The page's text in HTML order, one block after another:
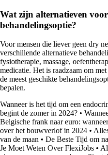
Wat zijn alternatieven
behandelingsoptie?
Voor mensen die liever geen dry
verschillende alternatieve
fysiotherapie, massage,
medicatie. Het is raadzaam om
de meest geschikte
bepalen.
Wanneer is het tijd om een
begint de zomer in 2024? •
Belgische frank naar euro:
over het bouwverlof in 2024 •
van de maan • De Beste Tijd om
Je Moet Weten Over FlexiJobs •